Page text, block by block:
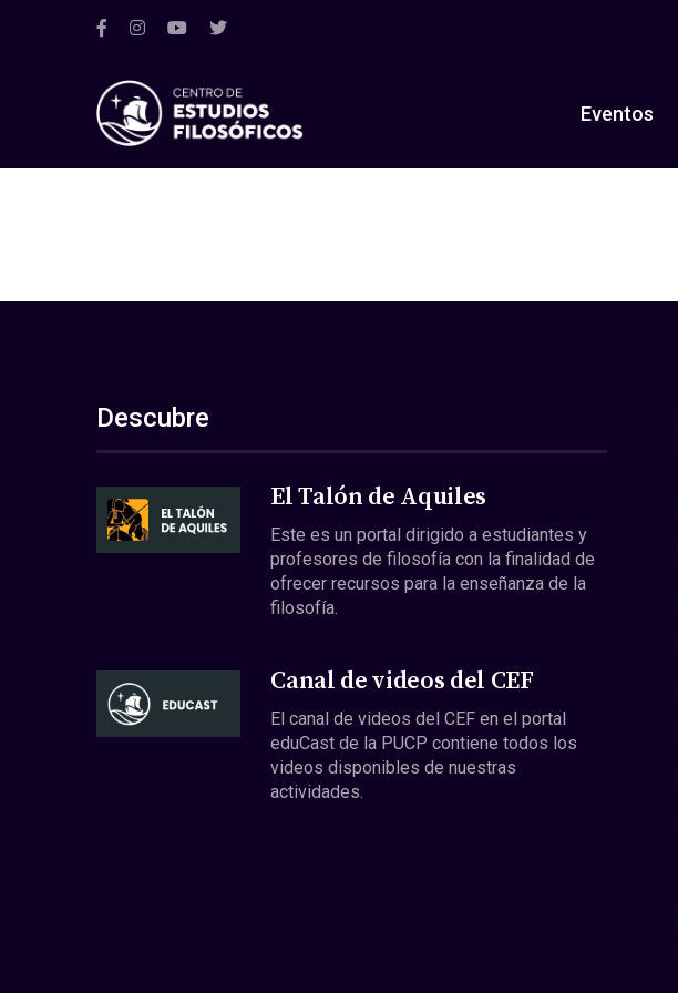
Eventos
Descubre
El Talón de Aquiles
Este es un portal dirigido a estudiantes y
profesores de filosofía con la finalidad de
ofrecer recursos para la enseñanza de la
filosofía.
Canal de videos del CEF
El canal de videos del CEF en el portal
eduCast de la PUCP contiene todos los
videos disponibles de nuestras
actividades.